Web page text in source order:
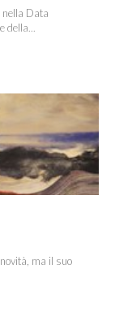
nella Data
della...
ma il suo